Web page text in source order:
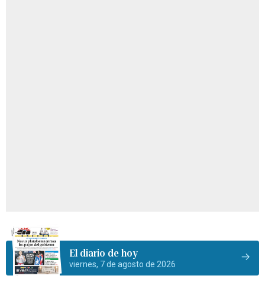
El diario de hoy
viernes, 7 de agosto de 2026